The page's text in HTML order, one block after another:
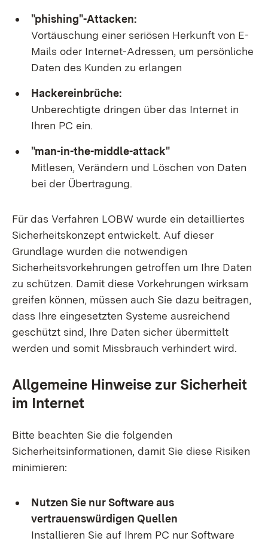
"phishing"-Attacken:
Vortäuschung einer seriösen Herkunft von E-
Mails oder Internet-Adressen, um persönliche
Daten des Kunden zu erlangen
Hackereinbrüche:
Unberechtigte dringen über das Internet in
Ihren PC ein.
"man-in-the-middle-attack"
Mitlesen, Verändern und Löschen von Daten
bei der Übertragung.
Für das Verfahren LOBW wurde ein detailliertes
Sicherheitskonzept entwickelt. Auf dieser
Grundlage wurden die notwendigen
Sicherheitsvorkehrungen getroffen um Ihre Daten
zu schützen. Damit diese Vorkehrungen wirksam
greifen können, müssen auch Sie dazu beitragen,
dass Ihre eingesetzten Systeme ausreichend
geschützt sind, Ihre Daten sicher übermittelt
werden und somit Missbrauch verhindert wird.
Allgemeine Hinweise zur Sicherheit
im Internet
Bitte beachten Sie die folgenden
Sicherheitsinformationen, damit Sie diese Risiken
minimieren:
Nutzen Sie nur Software aus
vertrauenswürdigen Quellen
Installieren Sie auf Ihrem PC nur Software